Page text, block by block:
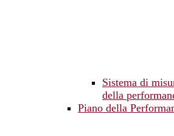
Sistema di
della
Piano della